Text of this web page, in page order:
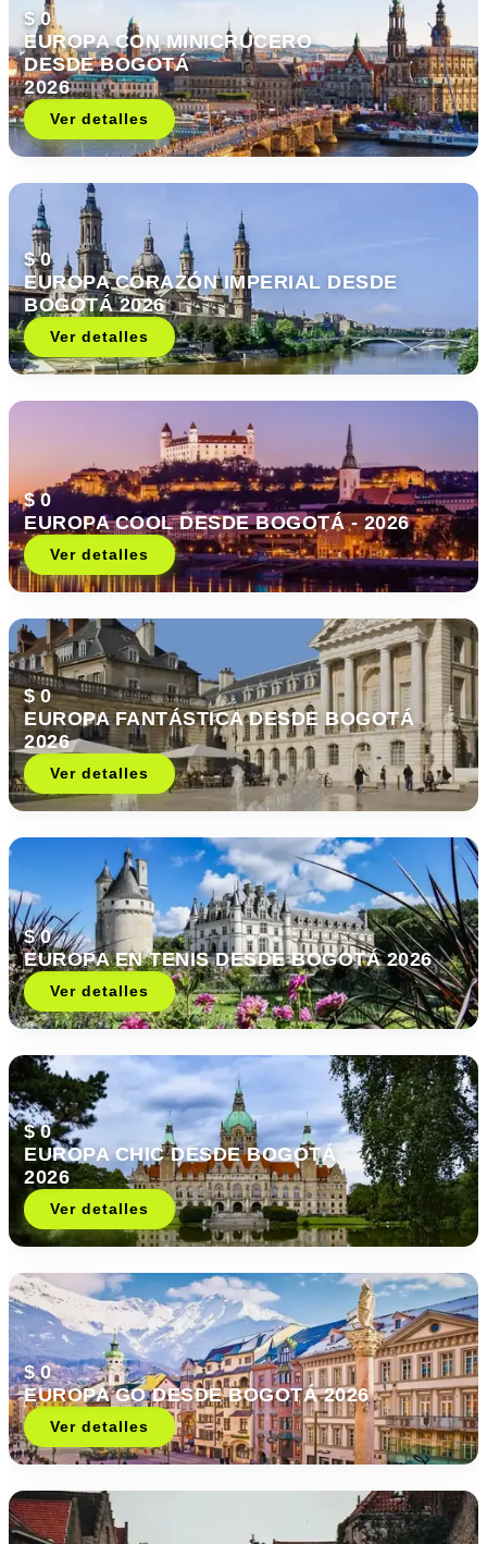
$ 0
EUROPA CON MINICRUCERO
DESDE BOGOTÁ
2026
Ver detalles
$ 0
EUROPA CORAZÓN IMPERIAL DESDE
BOGOTÁ 2026
Ver detalles
$ 0
EUROPA COOL DESDE BOGOTÁ - 2026
Ver detalles
$ 0
EUROPA FANTÁSTICA DESDE BOGOTÁ
2026
Ver detalles
$ 0
EUROPA EN TENIS DESDE BOGOTÁ 2026
Ver detalles
$ 0
EUROPA CHIC DESDE BOGOTÁ
2026
Ver detalles
$ 0
EUROPA GO DESDE BOGOTÁ 2026
Ver detalles